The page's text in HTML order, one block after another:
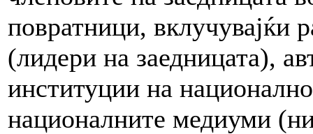
повратници, вклучувајќи
(лидери на заедницата),
институции на
националните медиуми